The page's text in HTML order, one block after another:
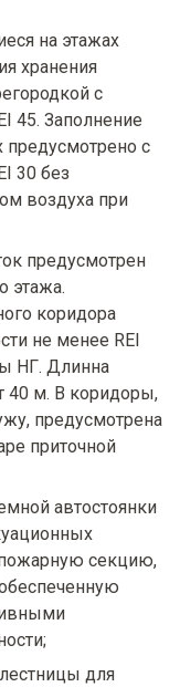
на этажах
хранения
с
45. Заполнение
предусмотрено с
30 без
воздуха при
предусмотрен
этажа.
коридора
не менее REI
НГ. Длинна
40 м. В коридоры,
предусмотрена
приточной
автостоянки
секцию,
для